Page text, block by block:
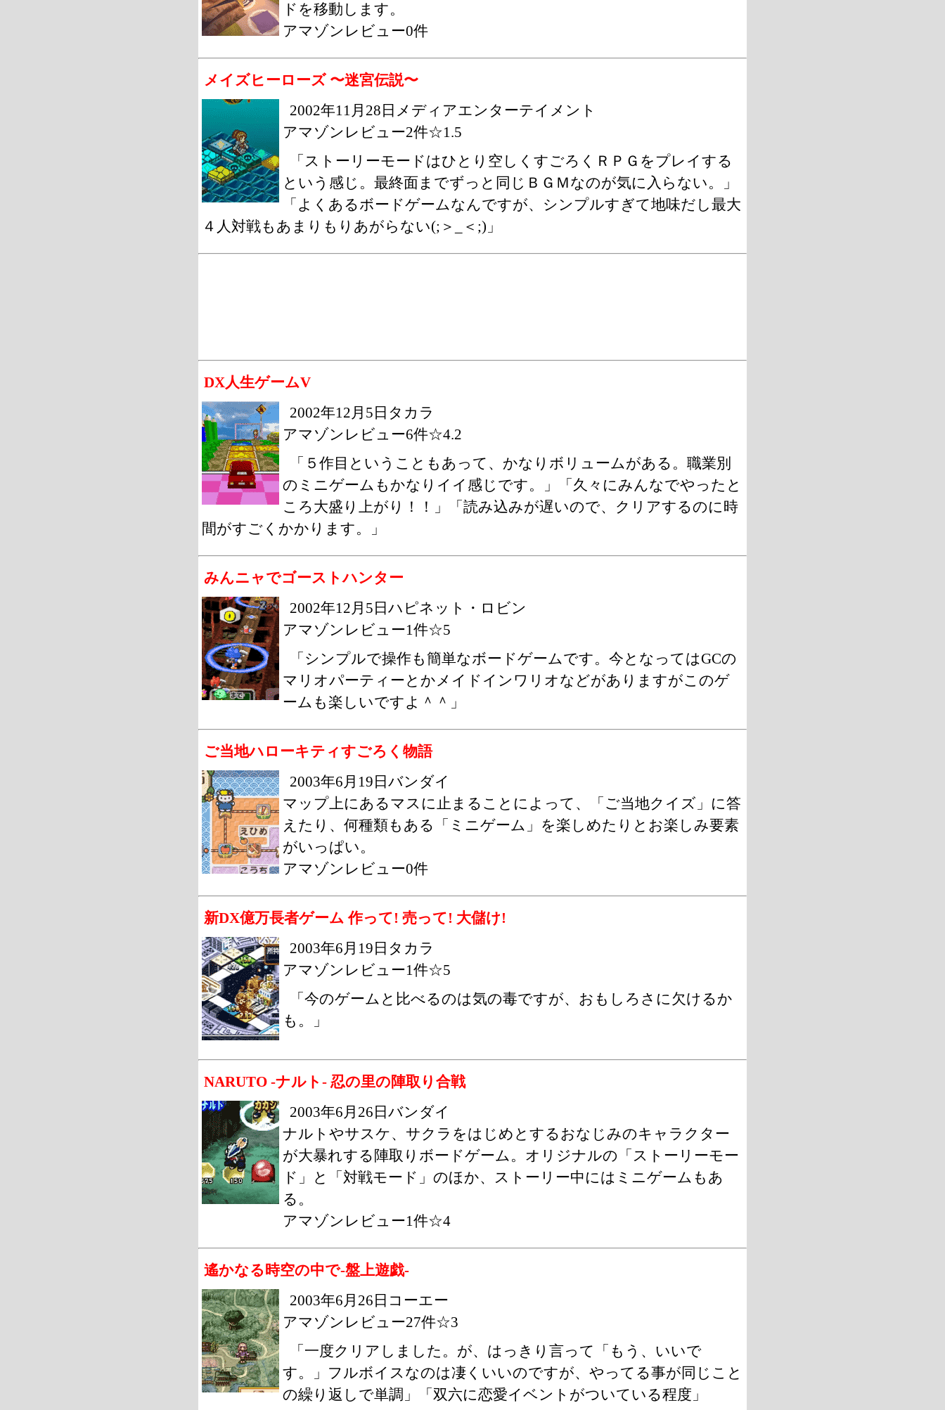
ドを移動します。
アマゾンレビュー0件
メイズヒーローズ 〜迷宮伝説〜
2002年11月28日メディアエンターテイメント
アマゾンレビュー2件☆1.5
「ストーリーモードはひとり空しくすごろくＲＰＧをプレイする
という感じ。最終面までずっと同じＢＧＭなのが気に入らない。」
「よくあるボードゲームなんですが、シンプルすぎて地味だし最大
４人対戦もあまりもりあがらない(;＞_＜;)」
DX人生ゲームV
2002年12月5日タカラ
アマゾンレビュー6件☆4.2
「５作目ということもあって、かなりボリュームがある。職業別
のミニゲームもかなりイイ感じです。」「久々にみんなでやったと
ころ大盛り上がり！！」「読み込みが遅いので、クリアするのに時
間がすごくかかります。」
みんニャでゴーストハンター
2002年12月5日ハピネット・ロビン
アマゾンレビュー1件☆5
「シンプルで操作も簡単なボードゲームです。今となってはGCの
マリオパーティーとかメイドインワリオなどがありますがこのゲ
ームも楽しいですよ＾＾」
ご当地ハローキティすごろく物語
2003年6月19日バンダイ
マップ上にあるマスに止まることによって、「ご当地クイズ」に答
えたり、何種類もある「ミニゲーム」を楽しめたりとお楽しみ要素
がいっぱい。
アマゾンレビュー0件
新DX億万長者ゲーム 作って! 売って! 大儲け!
2003年6月19日タカラ
アマゾンレビュー1件☆5
「今のゲームと比べるのは気の毒ですが、おもしろさに欠けるか
も。」
NARUTO -ナルト- 忍の里の陣取り合戦
2003年6月26日バンダイ
ナルトやサスケ、サクラをはじめとするおなじみのキャラクター
が大暴れする陣取りボードゲーム。オリジナルの「ストーリーモー
ド」と「対戦モード」のほか、ストーリー中にはミニゲームもあ
る。
アマゾンレビュー1件☆4
遙かなる時空の中で-盤上遊戯-
2003年6月26日コーエー
アマゾンレビュー27件☆3
「一度クリアしました。が、はっきり言って「もう、いいで
す。」フルボイスなのは凄くいいのですが、やってる事が同じこと
の繰り返しで単調」「双六に恋愛イベントがついている程度」